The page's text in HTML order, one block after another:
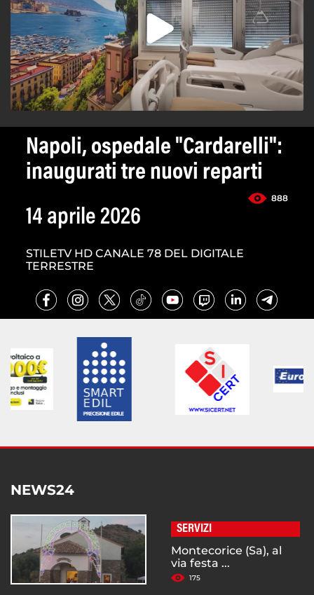
Napoli, ospedale "Cardarelli":
inaugurati tre nuovi reparti
888
14 aprile 2026
STILETV HD CANALE 78 DEL DIGITALE
TERRESTRE
NEWS24
SERVIZI
Montecorice (Sa), al
via festa ...
175